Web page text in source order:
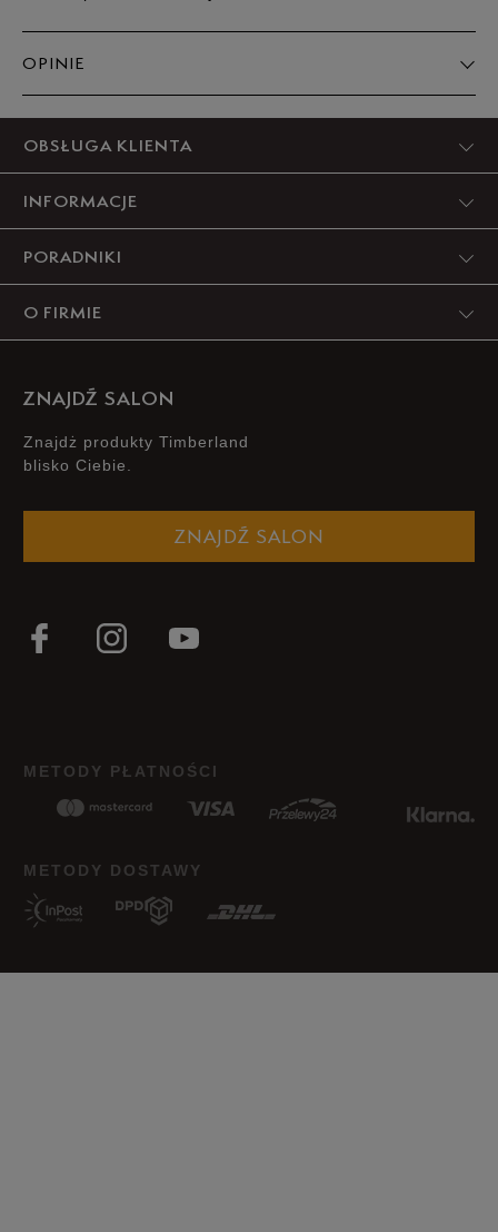
OPINIE
OBSŁUGA KLIENTA
INFORMACJE
PORADNIKI
O FIRMIE
ZNAJDŹ SALON
Znajdż produkty Timberland
blisko Ciebie.
ZNAJDŹ SALON
METODY PŁATNOŚCI
METODY DOSTAWY